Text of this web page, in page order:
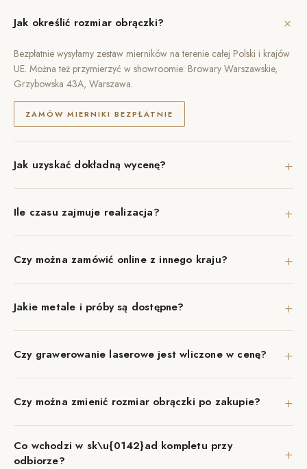
Jak określić rozmiar obrączki? +
Bezpłatnie wysyłamy zestaw mierników na terenie całej Polski i krajów
UE. Można też przymierzyć w showroomie: Browary Warszawskie,
Grzybowska 43A, Warszawa.
ZAMÓW MIERNIKI BEZPŁATNIE
Jak uzyskać dokładną wycenę? +
Ile czasu zajmuje realizacja? +
Czy można zamówić online z innego kraju? +
Jakie metale i próby są dostępne? +
Czy grawerowanie laserowe jest wliczone w cenę? +
Czy można zmienić rozmiar obrączki po zakupie? +
Co wchodzi w sk\u{0142}ad kompletu przy
odbiorze?
+